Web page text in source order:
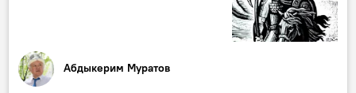
Абдыкерим Муратов